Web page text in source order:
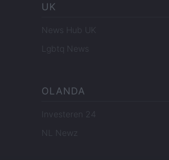
UK
News Hub UK
Lgbtq News
OLANDA
Investeren 24
NL Newz